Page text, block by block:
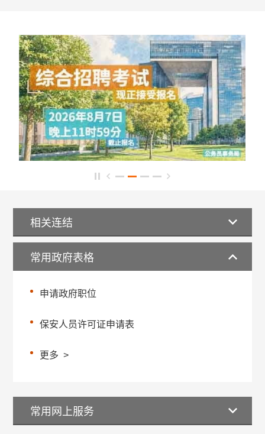
相关连结
常用政府表格
申请政府职位
保安人员许可证申请表
更多 >
常用网上服务